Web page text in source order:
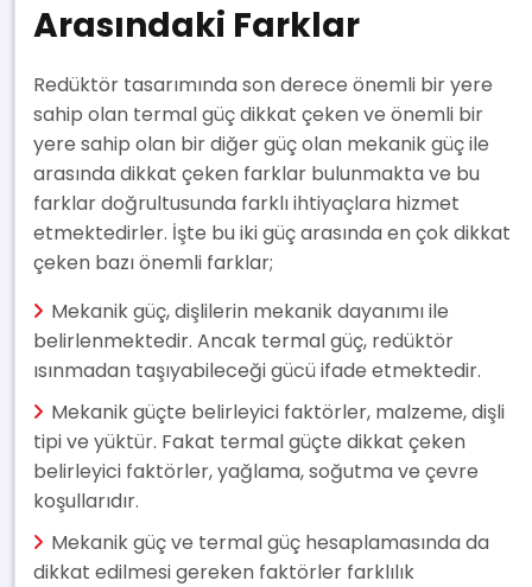
Arasındaki Farklar
Redüktör tasarımında son derece önemli bir yere
sahip olan termal güç dikkat çeken ve önemli bir
yere sahip olan bir diğer güç olan mekanik güç ile
arasında dikkat çeken farklar bulunmakta ve bu
farklar doğrultusunda farklı ihtiyaçlara hizmet
etmektedirler. İşte bu iki güç arasında en çok dikkat
çeken bazı önemli farklar;
Mekanik güç, dişlilerin mekanik dayanımı ile
belirlenmektedir. Ancak termal güç, redüktör
ısınmadan taşıyabileceği gücü ifade etmektedir.
Mekanik güçte belirleyici faktörler, malzeme, dişli
tipi ve yüktür. Fakat termal güçte dikkat çeken
belirleyici faktörler, yağlama, soğutma ve çevre
koşullarıdır.
Mekanik güç ve termal güç hesaplamasında da
dikkat edilmesi gereken faktörler farklılık